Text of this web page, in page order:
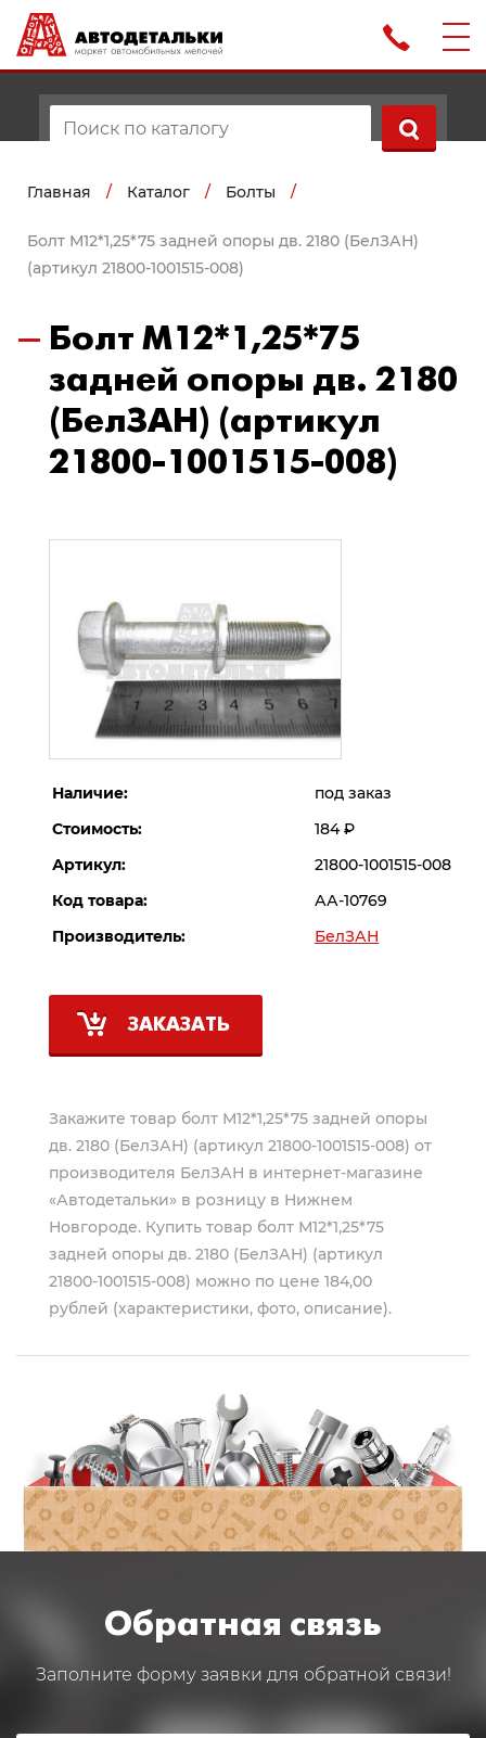
Главная / Каталог / Болты /
Болт М12*1,25*75 задней опоры дв. 2180 (БелЗАН)
(артикул 21800-1001515-008)
Болт М12*1,25*75
задней опоры дв. 2180
(БелЗАН) (артикул
21800-1001515-008)
Наличие:
под заказ
Стоимость:
184Р
Артикул:
21800-1001515-008
Код товара:
АА-10769
Производитель:
БелЗАН
ЗАКАЗАТЬ
Закажите товар болт М12*1,25*75 задней опоры
дв. 2180 (БелЗАН) (артикул 21800-1001515-008) от
производителя БелЗАН в интернет-магазине
«Автодетальки» в розницу в Нижнем
Новгороде. Купить товар болт М12*1,25*75
задней опоры дв. 2180 (БелЗАН) (артикул
21800-1001515-008) можно по цене 184,00
рублей (характеристики, фото, описание).
Обратная связь
Заполните форму заявки для обратной связи!